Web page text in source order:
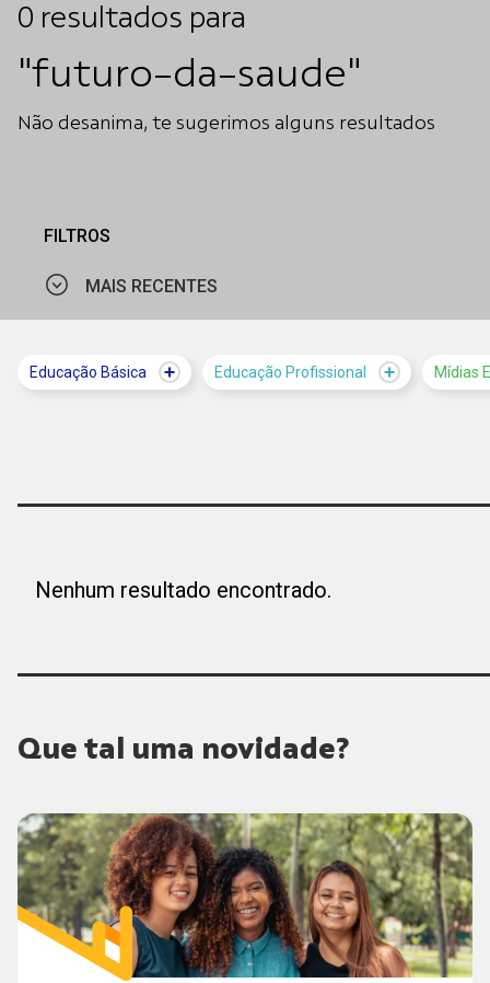
0 resultados para
"futuro-da-saude"
Não desanima, te sugerimos alguns resultados
FILTROS
MAIS RECENTES
Educação Básica Educação Profissional Mídias
Nenhum resultado encontrado.
Que tal uma novidade?